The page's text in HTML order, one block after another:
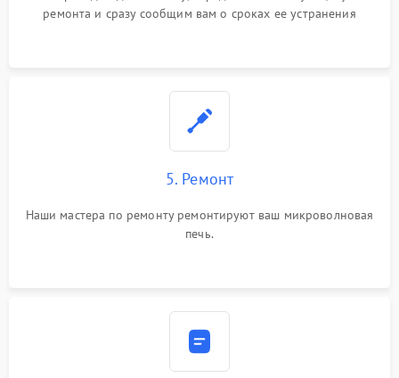
ремонта и сразу сообщим вам о сроках ее устранения
5. Ремонт
Наши мастера по ремонту ремонтируют ваш микроволновая
печь.